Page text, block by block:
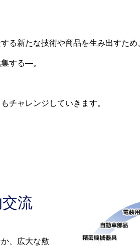
る新たな技術や商品を生み出すた
する―。
チャレンジしていきます。
流
、広大な敷